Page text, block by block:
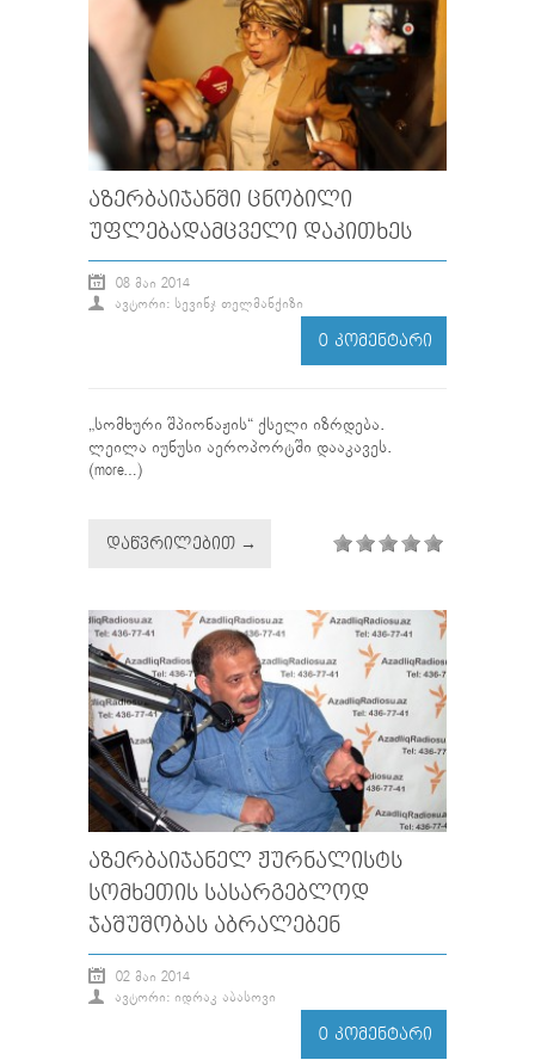
ᲐᲖᲔᲠᲑᲐᲘᲯᲐᲜᲨᲘ ᲪᲜᲝᲑᲘᲚᲘ
ᲣᲤᲚᲔᲑᲐᲓᲐᲛᲪᲕᲔᲚᲘ ᲓᲐᲙᲘᲗᲮᲔᲡ
08 ᲛᲐᲘ 2014
ᲐᲕᲢᲝᲠᲘ: ᲡᲔᲕᲘᲜᲯ ᲗᲔᲚᲛᲐᲜᲥᲘᲖᲘ
0 ᲙᲝᲛᲔᲜᲢᲐᲠᲘ
„სომხური შპიონაჟის“ ქსელი იზრდება.
ლეილა იუნუსი აეროპორტში დააკავეს.
(more…)
ᲓᲐᲬᲕᲠᲘᲚᲔᲑᲘᲗ →
ᲐᲖᲔᲠᲑᲐᲘᲯᲐᲜᲔᲚ ᲟᲣᲠᲜᲐᲚᲘᲡᲢᲡ
ᲡᲝᲛᲮᲔᲗᲘᲡ ᲡᲐᲡᲐᲠᲒᲔᲑᲚᲝᲓ
ᲯᲐᲨᲣᲨᲝᲑᲐᲡ ᲐᲑᲠᲐᲚᲔᲑᲔᲜ
02 ᲛᲐᲘ 2014
ᲐᲕᲢᲝᲠᲘ: ᲘᲓᲠᲐᲙ ᲐᲑᲐᲡᲝᲕᲘ
0 ᲙᲝᲛᲔᲜᲢᲐᲠᲘ